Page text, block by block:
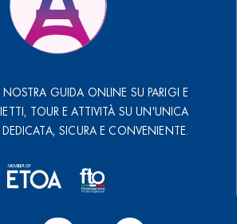
GUIDA ONLINE SU PARIGI E
TOUR E ATTIVITÀ SU UN'UNICA
SICURA E CONVENIENTE.